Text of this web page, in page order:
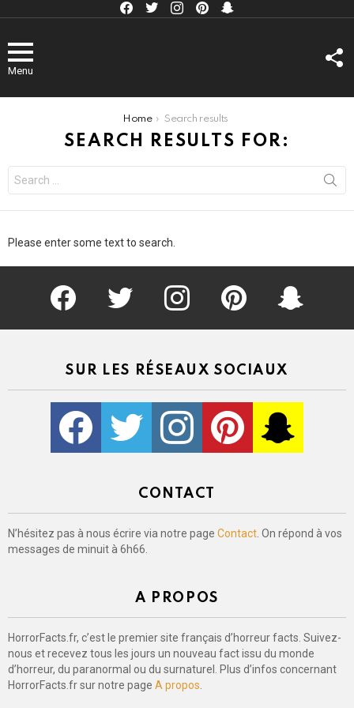
Menu
Home Search results
SEARCH RESULTS FOR:
for:
Please enter some text to search.
Facebook Twitter Instagram Pinterest kljlkjlkj
SUR LES RÉSEAUX SOCIAUX
Facebook Twitter Instagram Pinterest kljlkjlkj
CONTACT
N’hésitez pas à nous écrire via notre page Contact . On répond à vos
messages de minuit à 6h66.
A PROPOS
HorrorFacts.fr, c’est le premier site français d’horreur facts. Suivez-
nous et recevez tous les jours un nouveau fact issu du monde
d’horreur, du paranormal ou du surnaturel. Plus d’infos concernant
HorrorFacts.fr sur notre page A propos